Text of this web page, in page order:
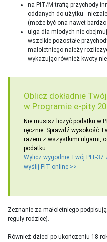
na PIT/M trafią przychody
oddanych do użytku -
(może być ona nawet
ulga dla młodych nie
wszelkie pozostałe
małoletniego należy
wykazując również kwoty
Oblicz dokładnie
w Programie e-pity
Nie musisz liczyć podatku w
ręcznie. Sprawdź wysokość
razem z wszystkimi ulgami,
podatku.
Wylicz wygodnie Twój PIT-37
wyślij PIT online >>
Zeznanie za małoletniego
reguły rodzice).
Również dzieci po ukończeniu 18